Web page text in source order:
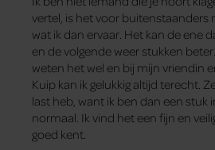
vertel, is het voor buitenstaanders
wat ik dan ervaar. Het kan de ene
en de volgende weer stukken
weten het wel en bij mijn vriendin
Kuip kan ik gelukkig altijd terecht.
last heb, want ik ben dan een stuk
normaal. Ik vind het een fijn en
goed kent.